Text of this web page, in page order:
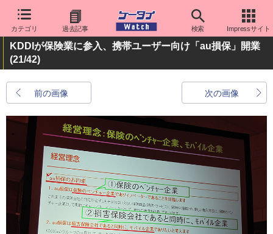
カテゴリ 過去記事 検索 Impressサイト
KDDIが保険業に参入、携帯ユーザー向け「au損保」開業
(21/42)
前の画像 次の画像